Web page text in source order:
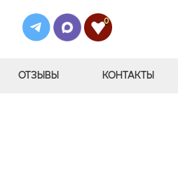
0
ОТЗЫВЫ КОНТАКТЫ